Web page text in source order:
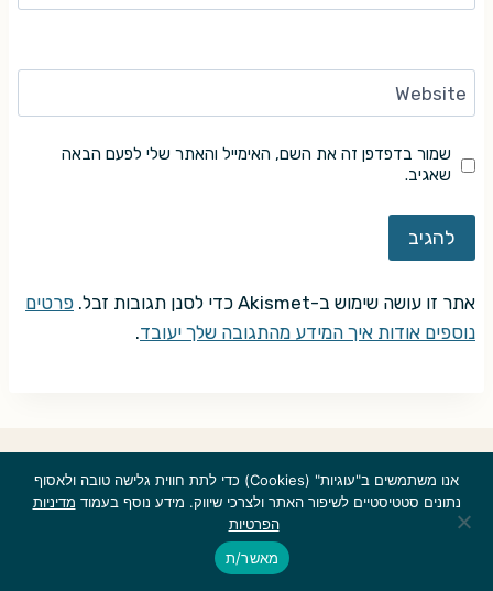
Website
שמור בדפדפן זה את השם, האימייל והאתר שלי לפעם הבאה
שאגיב.
אתר זו עושה שימוש ב-Akismet כדי לסנן תגובות זבל.
פרטים
נוספים אודות איך המידע מהתגובה שלך יעובד.
באתר שייכות ל"בלי פאניקה" ולכותבים. אין להעתיק, לשכפל, להקליט,
לאחסן במאגר מידע או לעשות כל שימוש אחר שמפר את זכויות היוצרים על
כל תוכן מהאתר בכל דרך או אמצעי אלקטרוני, אופטי, מכני או אחר. שימוש
מסחרי מכל סוג בחומרים שהתפרסמו ב"בלי פאניקה" אסור בהחלט אלא
ברשות מפורשת בכתב מבעלי האתר. © 2026 בלי פאניקה
אנו משתמשים ב"עוגיות" (Cookies) כדי לתת חווית גלישה טובה ולאסוף
נתונים סטטיסטיים לשיפור האתר ולצרכי שיווק. מידע נוסף בעמוד מדיניות
הפרטיות
מאשר/ת